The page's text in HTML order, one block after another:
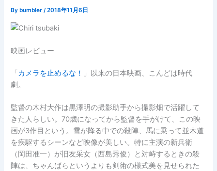
By bumbler/2018年11月6日
映画レビュー
「カメラを止めるな！
」以来の日本映画、こんどは時代
劇。
監督の木村大作は黒澤明の撮影助手から撮影畑で活躍して
きた人らしい。70歳になってから監督を手がけて、この映
画が3作目という。雪が降る中での殺陣、馬に乗って並木道
を疾駆するシーンなど映像が美しい。特に主演の新兵衛
（岡田准一）が旧友采女（西島秀俊）と対峙するときの殺
陣は、ちゃんばらというよりも剣術の様式美を見せられた